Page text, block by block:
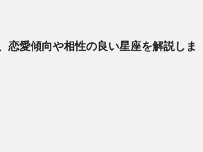
恋愛傾向や相性の良い星座を解説しま